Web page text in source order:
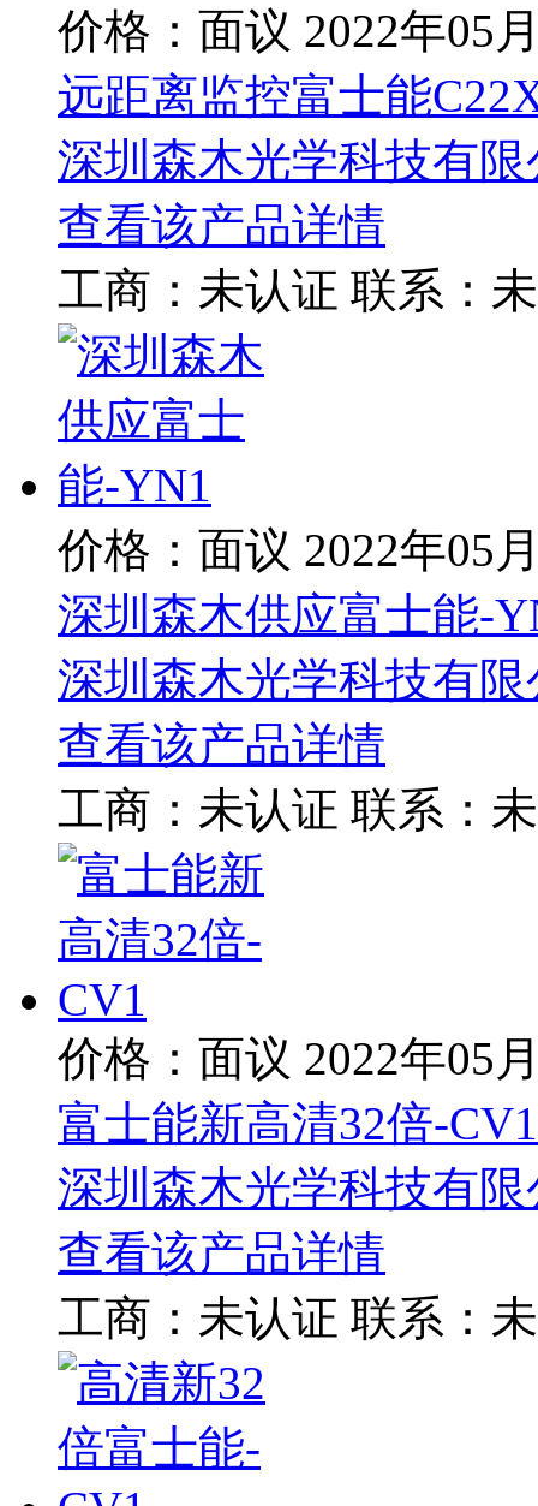
价格：面议 2022年05
远距离监控富士能
深圳森木光学科技有限
查看该产品详情
工商： 未认证 联系：
价格：面议 2022年05
深圳森木供应富士能-
深圳森木光学科技有限
查看该产品详情
工商： 未认证 联系：
价格：面议 2022年05
富士能新高清32倍-CV1
深圳森木光学科技有限
查看该产品详情
工商： 未认证 联系：